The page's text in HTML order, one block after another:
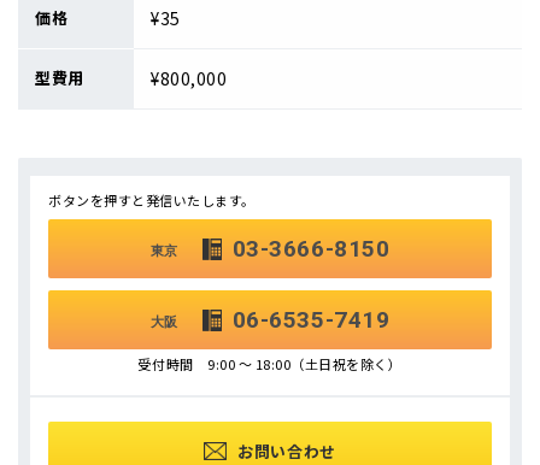
価格 ¥35
型費用 ¥800,000
ボタンを押すと発信いたします。
東京 03-3666-8150
大阪 06-6535-7419
受付時間 9:00 ～ 18:00（土日祝を除く）
お問い合わせ